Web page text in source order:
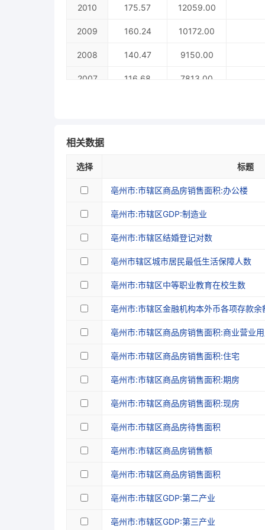
2010 175.57 12059.00
2009 160.24 10172.00
2008 140.47 9150.00
2007 116.68 7813.00
2004
2003
2002 69.33 4973.00
2001 65.54 4733.07
2000 50.47
1998 55.95
1997 56.42
1996 47.66
1995 37.95
1994 30.43
相关数据
选择 标题
亳州市:市辖区商品房销售面积:办公楼
亳州市:市辖区GDP:制造业
亳州市:市辖区结婚登记对数
亳州市辖区城市居民最低生活保障人数
亳州市:市辖区中等职业教育在校生数
亳州市:市辖区金融机构本外币各项存款余
亳州市:市辖区商品房销售面积:商业营业
亳州市:市辖区商品房销售面积:住宅
亳州市:市辖区商品房销售面积:期房
亳州市:市辖区商品房销售面积:现房
亳州市:市辖区商品房待售面积
亳州市:市辖区商品房销售额
亳州市:市辖区商品房销售面积
亳州市:市辖区GDP:第二产业
亳州市:市辖区GDP:第三产业